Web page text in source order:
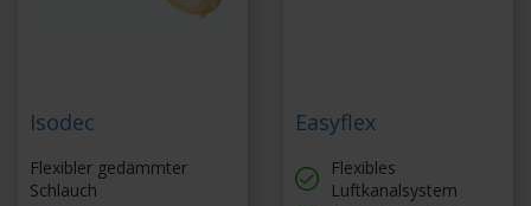
Isodec
Flexibler gedämmter
Schlauch
Easyflex
Flexibles
Luftkanalsystem